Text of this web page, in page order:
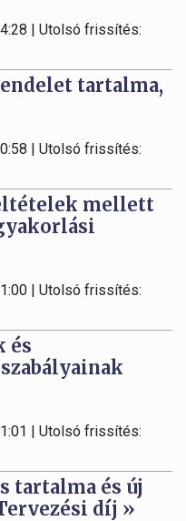
| Utolsó frissítés:
tartalma,
| Utolsó frissítés:
mellett
| Utolsó frissítés:
és
| Utolsó frissítés:
tartalma és új
díj »